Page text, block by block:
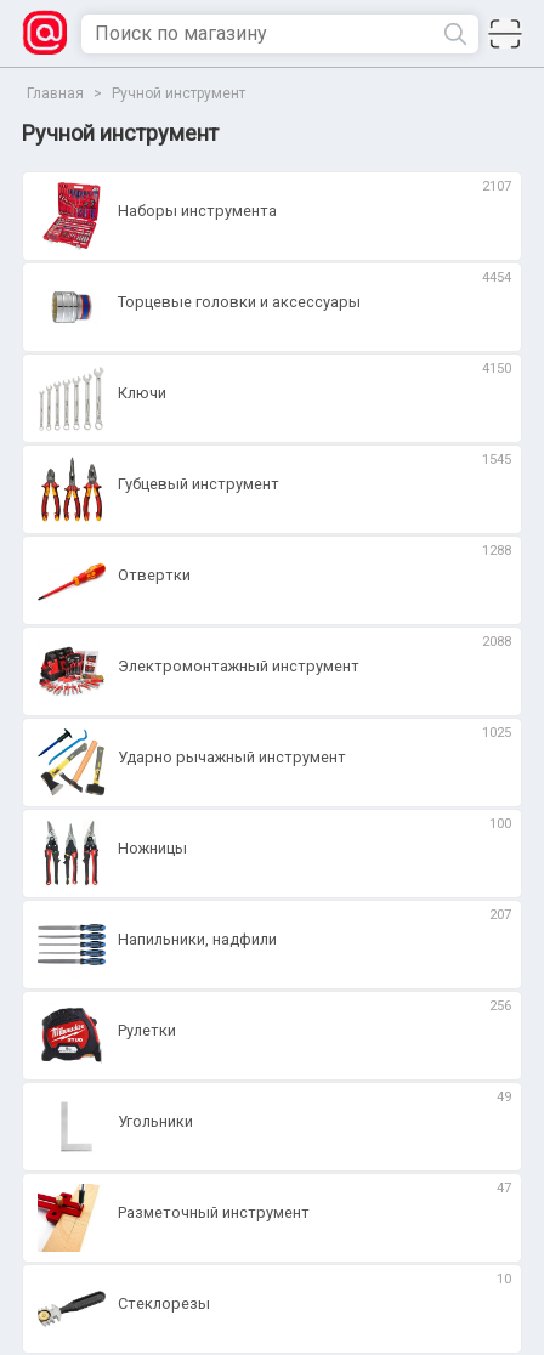
Главная > Ручной инструмент
Ручной инструмент
Наборы инструмента
2107
Торцевые головки и аксессуары
4454
Ключи
4150
Губцевый инструмент
1545
Отвертки
1288
Электромонтажный инструмент
2088
Ударно рычажный инструмент
1025
Ножницы
100
Напильники, надфили
207
Рулетки
256
Угольники
49
Разметочный инструмент
47
Стеклорезы
10